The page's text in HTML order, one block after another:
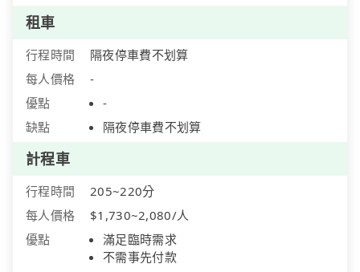
租車
行程時間
隔夜停車費不划算
每人價格
-
優點
-
缺點
隔夜停車費不划算
計程車
行程時間
205~220分
每人價格
$1,730~2,080/人
優點
滿足臨時需求
不需事先付款